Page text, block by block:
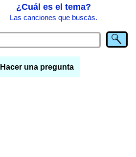
¿Cuál es el tema?
Las canciones que buscás.
Hacer una pregunta